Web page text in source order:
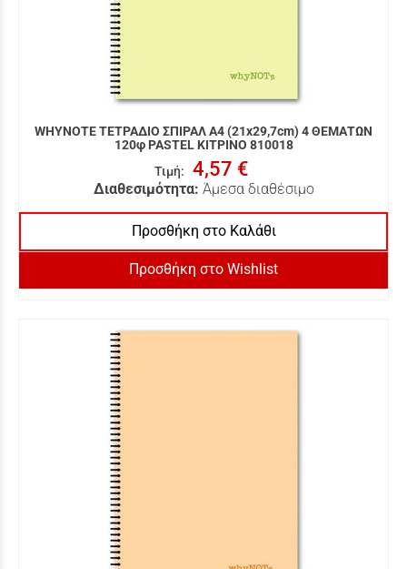
WHYNOTE ΤΕΤΡΑΔΙΟ ΣΠΙΡΑΛ Α4 (21x29,7cm) 4 ΘΕΜΑΤΩΝ
120φ PASTEL ΚΙΤΡΙΝΟ 810018
Τιμή: 4,57 €
Διαθεσιμότητα: Άμεσα διαθέσιμο
Προσθήκη στο Καλάθι
Προσθήκη στο Wishlist